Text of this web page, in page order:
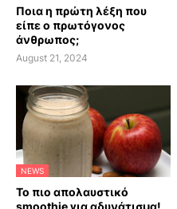
Ποια η πρώτη λέξη που
είπε ο πρωτόγονος
άνθρωπος;
August 21, 2024
NEWS
Το πιο απολαυστικό
smoothie για αδυνάτισμα!